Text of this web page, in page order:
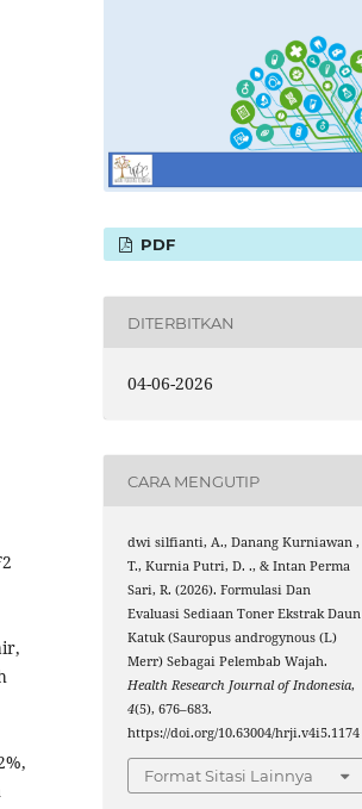
PDF
DITERBITKAN
04-06-2026
CARA MENGUTIP
dwi silfianti, A., Danang Kurniawan ,
T., Kurnia Putri, D. ., & Intan Perma
Sari, R. (2026). Formulasi Dan
Evaluasi Sediaan Toner Ekstrak Daun
Katuk (Sauropus androgynous (L)
Merr) Sebagai Pelembab Wajah.
Health Research Journal of Indonesia,
4(5), 676–683.
https://doi.org/10.63004/hrji.v4i5.1174
Format Sitasi Lainnya